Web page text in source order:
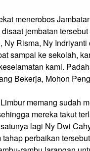
menerobos
jembatan
Risma, Ny
sampai ke sekolah,
kami.
Bekerja, Mohon
memang sudah
mereka takut
lagi Ny Dwi
perbaikan